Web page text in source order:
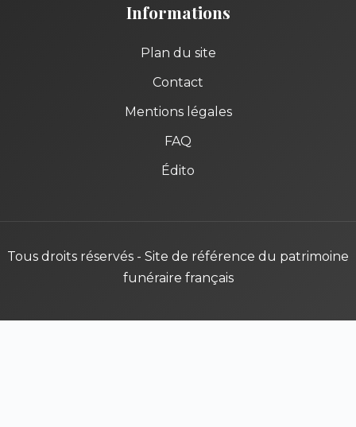
Informations
Plan du site
Contact
Mentions légales
FAQ
Édito
Tous droits réservés - Site de référence du patrimoine
funéraire français